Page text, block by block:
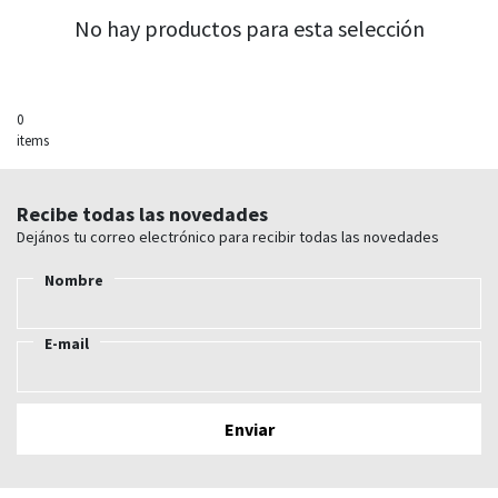
No hay productos para esta selección
0
items
Recibe todas las novedades
Dejános tu correo electrónico para recibir todas las novedades
Nombre
E-mail